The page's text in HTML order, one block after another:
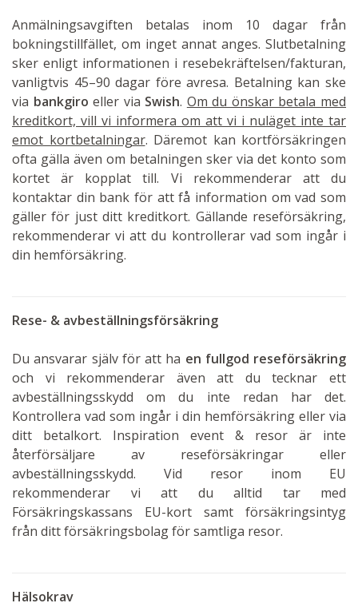
Anmälningsavgiften betalas inom 10 dagar från
bokningstillfället, om inget annat anges. Slutbetalning
sker enligt informationen i resebekräftelsen/fakturan,
vanligtvis 45–90 dagar före avresa. Betalning kan ske
via bankgiro eller via Swish. Om du önskar betala med
kreditkort, vill vi informera om att vi i nuläget inte tar
emot kortbetalningar. Däremot kan kortförsäkringen
ofta gälla även om betalningen sker via det konto som
kortet är kopplat till. Vi rekommenderar att du
kontaktar din bank för att få information om vad som
gäller för just ditt kreditkort. Gällande reseförsäkring,
rekommenderar vi att du kontrollerar vad som ingår i
din hemförsäkring.
Rese- & avbeställningsförsäkring
Du ansvarar själv för att ha en fullgod reseförsäkring
och vi rekommenderar även att du tecknar ett
avbeställningsskydd om du inte redan har det.
Kontrollera vad som ingår i din hemförsäkring eller via
ditt betalkort. Inspiration event & resor är inte
återförsäljare av reseförsäkringar eller
avbeställningsskydd. Vid resor inom EU
rekommenderar vi att du alltid tar med
Försäkringskassans EU-kort samt försäkringsintyg
från ditt försäkringsbolag för samtliga resor.
Hälsokrav